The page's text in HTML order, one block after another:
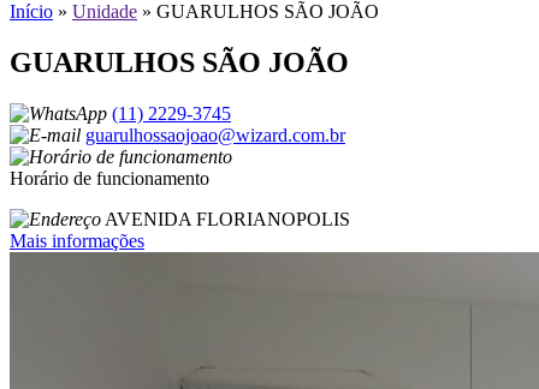
Início » Unidade » GUARULHOS SÃO JOÃO
GUARULHOS SÃO JOÃO
(11) 2229-3745
guarulhossaojoao@wizard.com.br
Horário de funcionamento
AVENIDA FLORIANOPOLIS
Mais informações